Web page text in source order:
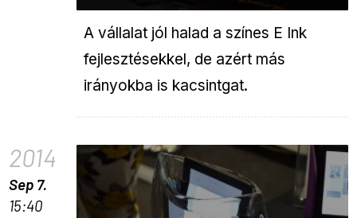
A vállalat jól halad a színes E Ink
fejlesztésekkel, de azért más
irányokba is kacsintgat.
2014
Sep 7.
15:40